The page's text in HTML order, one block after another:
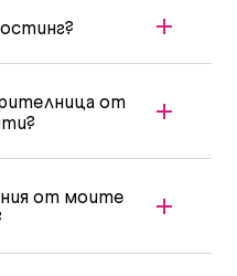
от
от моите